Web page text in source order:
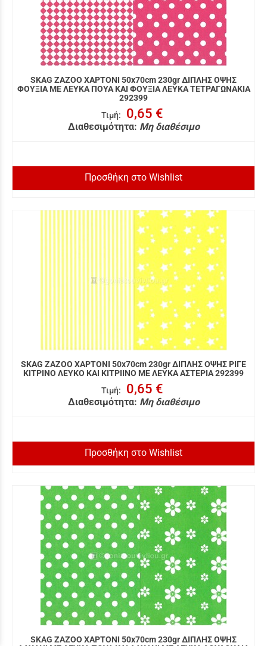
SKAG ZAZOO ΧΑΡΤΟΝΙ 50x70cm 230gr ΔΙΠΛΗΣ ΟΨΗΣ
ΦΟΥΞΙΑ ΜΕ ΛΕΥΚΑ ΠΟΥΑ ΚΑΙ ΦΟΥΞΙΑ ΛΕΥΚΑ ΤΕΤΡΑΓΩΝΑΚΙΑ
292399
Τιμή: 0,65 €
Διαθεσιμότητα: Μη διαθέσιμο
Προσθήκη στο Wishlist
SKAG ZAZOO ΧΑΡΤΟΝΙ 50x70cm 230gr ΔΙΠΛΗΣ ΟΨΗΣ ΡΙΓΕ
ΚΙΤΡΙΝΟ ΛΕΥΚΟ ΚΑΙ ΚΙΤΡΙΙΝΟ ΜΕ ΛΕΥΚΑ ΑΣΤΕΡΙΑ 292399
Τιμή: 0,65 €
Διαθεσιμότητα: Μη διαθέσιμο
Προσθήκη στο Wishlist
SKAG ZAZOO ΧΑΡΤΟΝΙ 50x70cm 230gr ΔΙΠΛΗΣ ΟΨΗΣ